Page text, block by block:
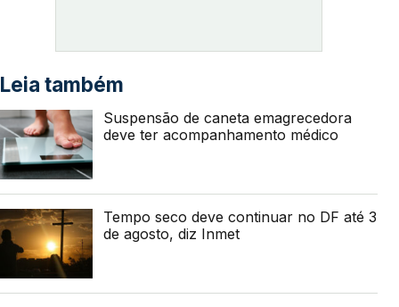
Leia também
Suspensão de caneta emagrecedora
deve ter acompanhamento médico
Tempo seco deve continuar no DF até 3
de agosto, diz Inmet